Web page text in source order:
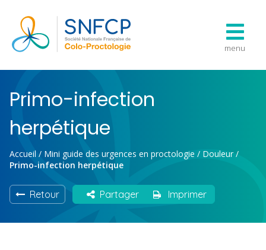
menu
Primo-infection
herpétique
Accueil / Mini guide des urgences en proctologie / Douleur/
Primo-infection herpétique
Retour Partager Imprimer